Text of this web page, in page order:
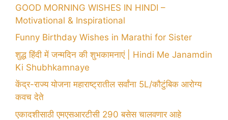
GOOD MORNING WISHES IN HINDI –
Motivational & Inspirational
Funny Birthday Wishes in Marathi for Sister
शुद्ध हिंदी में जन्मदिन की शुभकामनाएं | Hindi Me Janamdin
Ki Shubhkamnaye
केंद्र-राज्य योजना महाराष्ट्रातील सर्वांना 5L/कौटुंबिक आरोग्य
कवच देते
एकादशीसाठी एमएसआरटीसी 290 बसेस चालवणार आहे